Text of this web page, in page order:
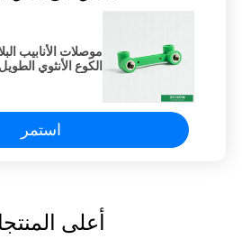
موصلات الأنابيب
استمر
أعلى